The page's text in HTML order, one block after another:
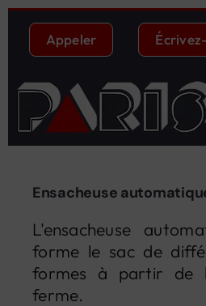
Skip
content
Appeler
Machines
Types d’emballages
Qui sommes-nous ?
Ensacheuse
L'ensacheuse
forme le sac de
formes à partir de
ferme.